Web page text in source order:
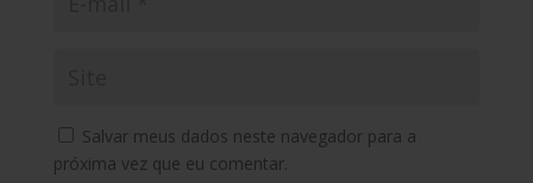
Salvar meus dados neste navegador para a
próxima vez que eu comentar.